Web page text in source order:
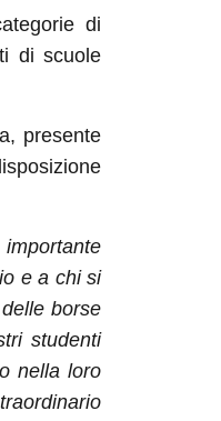
di
di scuole
presente
importante
e a chi si
borse
studenti
nella loro